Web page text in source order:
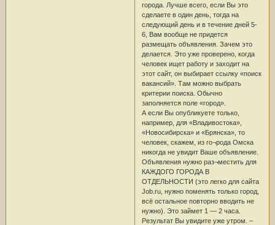
города. Лучше всего, если Вы это
сделаете в один день, тогда на
следующий день и в течение дней 5-
6, Вам вообще не придется
размещать объявления. Зачем это
делается. Это уже проверено, когда
человек ищет работу и заходит на
этот сайт, он выбирает ссылку «поиск
вакансий». Там можно выбрать
критерии поиска. Обычно
заполняется поле «город».
А если Вы опубликуете только,
например, для «Владивостока»,
«Новосибирска» и «Брянска», то
человек, скажем, из го¬рода Омска
никогда не увидит Ваше объявление.
Объявления нужно раз¬местить для
КАЖДОГО ГОРОДА В
ОТДЕЛЬНОСТИ (это легко для сайта
Job.ru, нужно поменять только город,
всё остальное повторно вводить не
нужно). Это займет 1 — 2 часа.
Результат Вы увидите уже утром. –